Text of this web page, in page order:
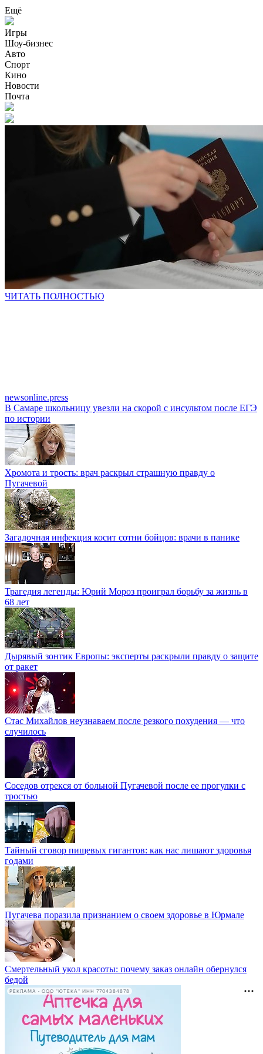
Ещё
Игры
Шоу-бизнес
Авто
Спорт
Кино
Новости
Почта
ЧИТАТЬ ПОЛНОСТЬЮ
newsonline.press
В Самаре школьницу увезли на скорой с инсультом после ЕГЭ
по истории
Хромота и трость: врач раскрыл страшную правду о
Пугачевой
Загадочная инфекция косит сотни бойцов: врачи в панике
Трагедия легенды: Юрий Мороз проиграл борьбу за жизнь в
68 лет
Дырявый зонтик Европы: эксперты раскрыли правду о защите
от ракет
Стас Михайлов неузнаваем после резкого похудения — что
случилось
Соседов отрекся от больной Пугачевой после ее прогулки с
тростью
Тайный сговор пищевых гигантов: как нас лишают здоровья
годами
Пугачева поразила признанием о своем здоровье в Юрмале
Смертельный укол красоты: почему заказ онлайн обернулся
бедой
РЕКЛАМА • ООО "ЮТЕКА" ИНН 7704384878